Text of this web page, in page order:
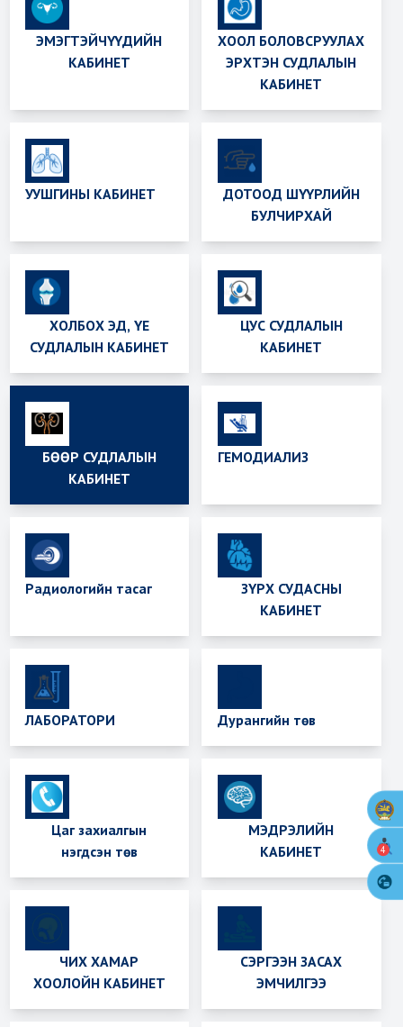
ЭМЭГТЭЙЧҮҮДИЙН
КАБИНЕТ
ХООЛ БОЛОВСРУУЛАХ
ЭРХТЭН СУДЛАЛЫН
КАБИНЕТ
УУШГИНЫ КАБИНЕТ
ДОТООД ШҮҮРЛИЙН
БУЛЧИРХАЙ
ХОЛБОХ ЭД, ҮЕ
СУДЛАЛЫН КАБИНЕТ
ЦУС СУДЛАЛЫН
КАБИНЕТ
БӨӨР СУДЛАЛЫН
КАБИНЕТ
ГЕМОДИАЛИЗ
Радиологийн тасаг
ЗҮРХ СУДАСНЫ
КАБИНЕТ
ЛАБОРАТОРИ Дурангийн төв
Цаг захиалгын
нэгдсэн төв
МЭДРЭЛИЙН
КАБИНЕТ
ЧИХ ХАМАР
ХООЛОЙН КАБИНЕТ
СЭРГЭЭН ЗАСАХ
ЭМЧИЛГЭЭ
4